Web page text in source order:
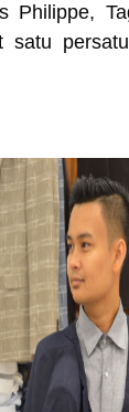
Philippe,
satu